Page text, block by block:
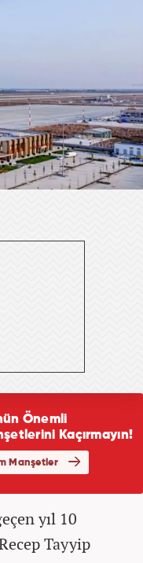
yıl 10
Tayyip